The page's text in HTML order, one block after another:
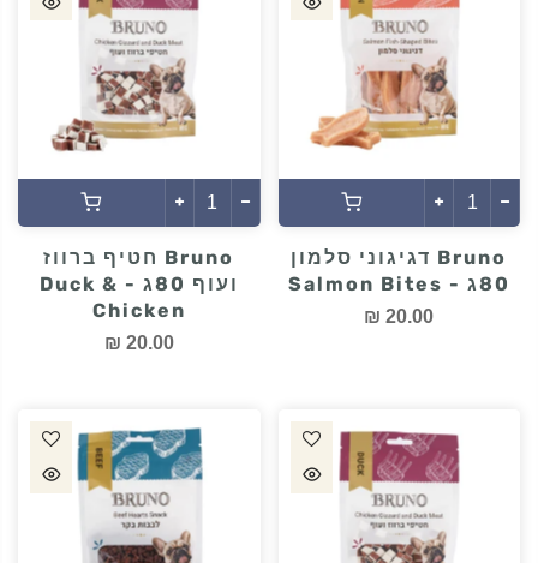
Bruno דגיגוני סלמון
80ג - Salmon Bites
20.00 ₪
Bruno חטיף ברווז
ועוף 80ג - Duck &
Chicken
20.00 ₪